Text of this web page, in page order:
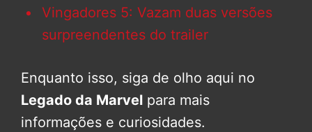
Vingadores 5: Vazam duas versões
surpreendentes do trailer
Enquanto isso, siga de olho aqui no
Legado da Marvel para mais
informações e curiosidades.